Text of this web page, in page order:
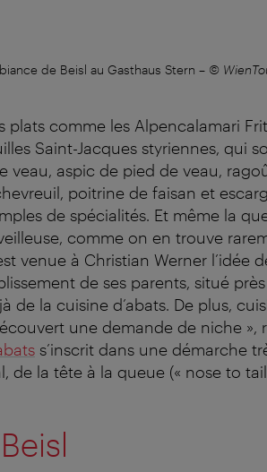
de Beisl au Gasthaus Stern – ©
plats comme les Alpencalamari
Saint-Jacques styriennes, qui
veau, aspic de pied de veau,
poitrine de faisan et
de spécialités. Et même la
comme on en trouve
venue à Christian Werner l’idée
de ses parents, situé
de la cuisine d’abats. De plus,
une demande de niche »,
s’inscrit dans une démarche
de la tête à la queue (« nose to tail